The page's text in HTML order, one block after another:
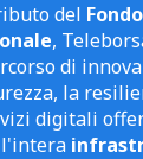
del
,
di
la
digitali